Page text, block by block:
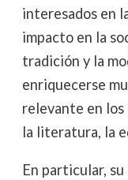
interesados en
impacto en la
tradición y la
enriquecerse
relevante en
la literatura, la
En particular,